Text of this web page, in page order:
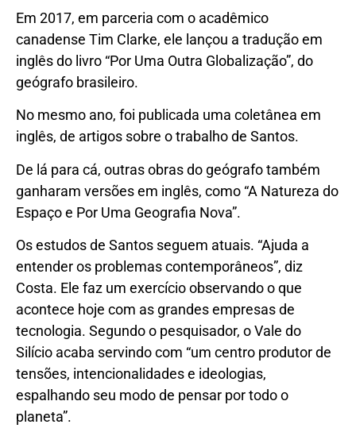
Em 2017, em parceria com o acadêmico
canadense Tim Clarke, ele lançou a tradução em
inglês do livro “Por Uma Outra Globalização”, do
geógrafo brasileiro.
No mesmo ano, foi publicada uma coletânea em
inglês, de artigos sobre o trabalho de Santos.
De lá para cá, outras obras do geógrafo também
ganharam versões em inglês, como “A Natureza do
Espaço e Por Uma Geografia Nova”.
Os estudos de Santos seguem atuais. “Ajuda a
entender os problemas contemporâneos”, diz
Costa. Ele faz um exercício observando o que
acontece hoje com as grandes empresas de
tecnologia. Segundo o pesquisador, o Vale do
Silício acaba servindo com “um centro produtor de
tensões, intencionalidades e ideologias,
espalhando seu modo de pensar por todo o
planeta”.